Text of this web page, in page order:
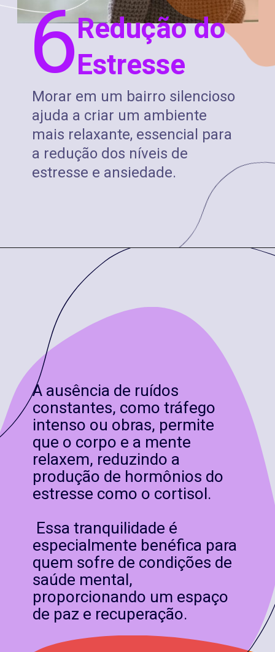
Morar em um bairro silencioso
ajuda a criar um ambiente
mais relaxante, essencial para
a redução dos níveis de
estresse e ansiedade.
Redução do
Estresse
6
A ausência de ruídos
constantes, como tráfego
intenso ou obras, permite
que o corpo e a mente
relaxem, reduzindo a
produção de hormônios do
estresse como o cortisol.
Essa tranquilidade é
especialmente benéfica para
quem sofre de condições de
saúde mental,
proporcionando um espaço
de paz e recuperação.